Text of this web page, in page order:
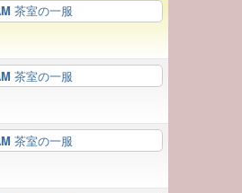
茶室の一服
茶室の一服
茶室の一服